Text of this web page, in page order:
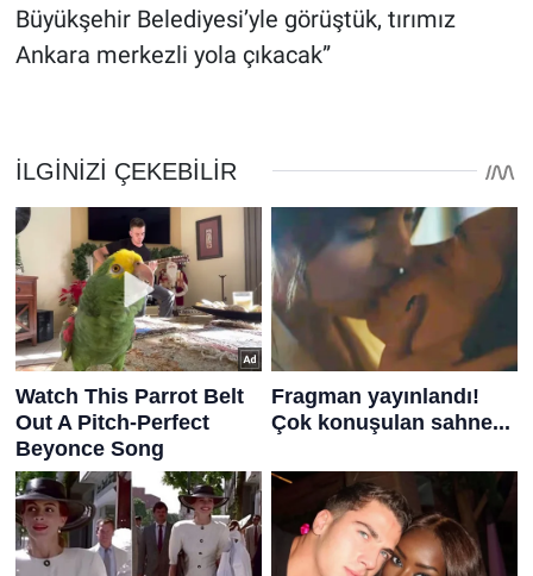
Büyükşehir Belediyesi’yle görüştük, tırımız
Ankara merkezli yola çıkacak”